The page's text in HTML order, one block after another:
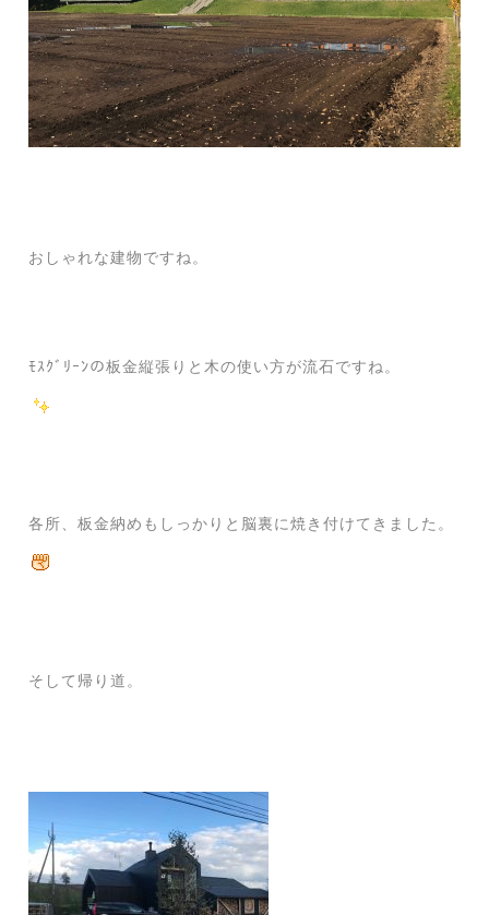
おしゃれな建物ですね。
ﾓｽｸﾞﾘｰﾝの板金縦張りと木の使い方が流石ですね。
各所、板金納めもしっかりと脳裏に焼き付けてきました。
そして帰り道。